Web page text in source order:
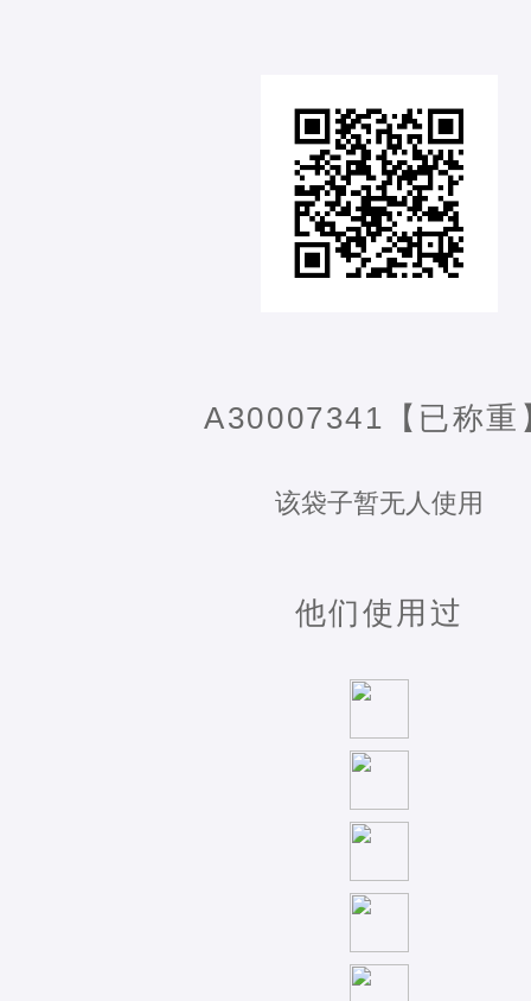
A30007341【已称重
该袋子暂无人使用
他们使用过